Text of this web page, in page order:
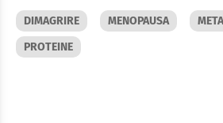
DIMAGRIRE MENOPAUSA
PROTEINE